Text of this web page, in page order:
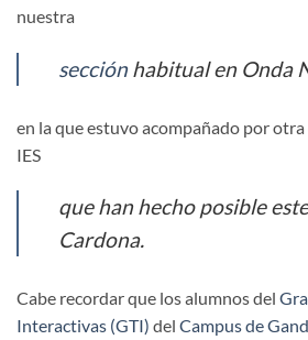
nuestra
secciónhabitual en Onda
en la que estuvo acompañado por otra
IES
que han hecho posible
Cardona.
Cabe recordar que los alumnos del
Interactivas (GTI) del Campus de